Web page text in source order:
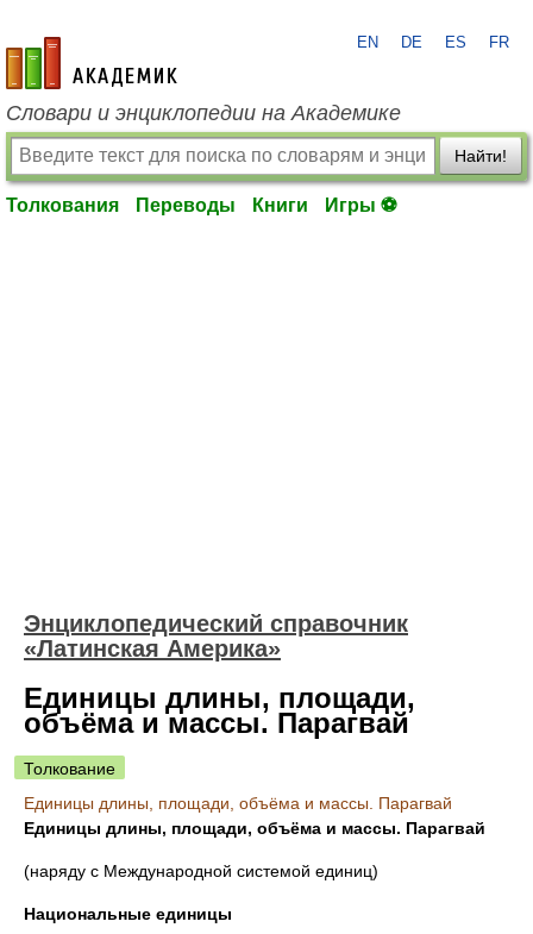
academic.ru
EN DE ES FR
Словари и энциклопедии на Академике
Найти!
Толкования Переводы Книги Игры ⚽
Энциклопедический справочник
«Латинская Америка»
Единицы длины, площади,
объёма и массы. Парагвай
Толкование
Единицы длины, площади, объёма и массы. Парагвай
Единицы длины, площади, объёма и массы. Парагвай
(наряду с Международной системой единиц)
Национальные единицы